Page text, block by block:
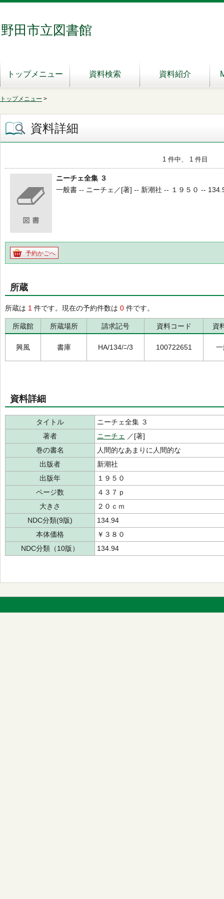
野田市立図書館
トップメニュー 資料検索 資料紹介
トップメニュー >
資料詳細
1 件中、 1 件目
ニーチェ全集 ３
一般書 -- ニーチェ／[著] -- 新潮社 -- １９５０ --
予約かごへ
所蔵
所蔵は 1 件です。現在の予約件数は 0 件です。
所蔵館 所蔵場所 請求記号 資料コード 資
興風 書庫 HA/134/ﾆ/3 100722651
資料詳細
タイトル
ニーチェ全集 ３
著者
ニーチェ
／[著]
巻の書名
人間的なあまりに人間的な
出版者
新潮社
出版年
１９５０
ページ数
４３７ｐ
大きさ
２０ｃｍ
NDC分類(9版)
134.94
本体価格
￥３８０
NDC分類（10版）
134.94